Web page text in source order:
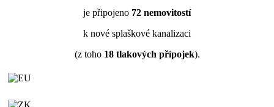
je připojeno 72 nemovitostí
k nové splaškové kanalizaci
(z toho 18tlakových přípojek).